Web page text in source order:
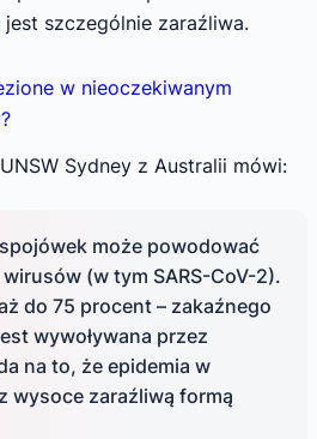
jest szczególnie zaraźliwa.
w nieoczekiwanym
Sydney z Australii mówi:
może powodować
(w tym SARS-CoV-2).
do 75 procent – zakaźnego
wywoływana przez
na to, że epidemia w
wysoce zaraźliwą formą